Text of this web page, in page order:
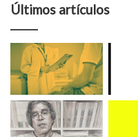
Últimos artículos